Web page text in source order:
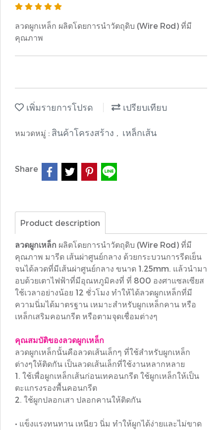
ลวดผูกเหล็ก ผลิตโดยการนำวัตถุดิบ (Wire Rod) ที่มี
คุณภาพ
เพิ่มรายการโปรด เปรียบเทียบ
หมวดหมู่ : สินค้าโครงสร้าง , เหล็กเส้น
Share
Product description
ลวดผูกเหล็ก ผลิตโดยการนำวัตถุดิบ (Wire Rod) ที่มี
คุณภาพ มารีด เส้นผ่าศูนย์กลาง ด้วยกระบวนการรีดเย็น
จนได้ลวดที่มีเส้นผ่าศูนย์กลาง ขนาด 1.25mm. แล้วนำมา
อบด้วยเตาไฟฟ้าที่มีอุณหภูมิคงที่ ที่ 800 องศาแซลเซียส
ใช้เวลาอย่างน้อย 12 ชั่วโมง ทำให้ได้ลวดผูกเหล็กที่มี
ความนิ่มได้มาตรฐาน เหมาะสำหรับผูกเหล็กคาน หรือ
เหล็กเสริมคอนกรีต หรือตามจุดเชื่อมต่างๆ
คุณสมบัติของลวดผูกเหล็ก
ลวดผูกเหล็กนั้นคือลวดเส้นเล็กๆ ที่ใช้สำหรับผูกเหล็ก
ต่างๆให้ติดกัน เป็นลวดเส้นเล็กที่ใช้งานหลากหลาย
1. ใช้เพื่อผูกเหล็กเส้นก่อนเทคอนกรีต ใช้ผูกเหล็กให้เป็น
ตะแกรงรองพื้นคอนกรีต
2. ใช้ผูกปลอกเสา ปลอกคานให้ติดกัน
• แข็งแรงทนทาน เหนียว นิ่ม ทำให้ผูกได้ง่ายและไม่ขาด